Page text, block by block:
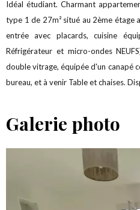
Idéal étudiant. Charmant
type 1 de 27m² situé au 2ème étage
entrée avec placards, cuisine
Réfrigérateur et micro-ondes
double vitrage, équipée d'un canapé
bureau, et à venir Table et chaises.
Galerie photo